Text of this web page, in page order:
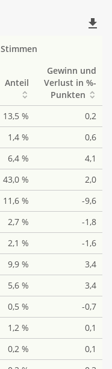
file_download
Stimmen
Anteil
Gewinn und
Verlust in %-
Punkten
13,5 %
0,2
1,4 %
0,6
6,4 %
4,1
43,0 %
2,0
11,6 %
-9,6
2,7 %
-1,8
2,1 %
-1,6
9,9 %
3,4
5,6 %
3,4
0,5 %
-0,7
1,2 %
0,1
0,2 %
0,1